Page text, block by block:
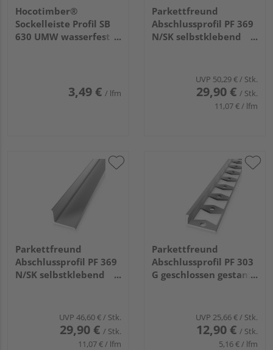
Hocotimber®
Sockelleiste Profil SB
630 UMW wasserfest
3,49 € / lfm
Parkettfreund
Abschlussprofil PF 369
N/SK selbstklebend
UVP 50,29 €/ Stk.
29,90 € / Stk.
11,07 € / lfm
Parkettfreund
Abschlussprofil PF 369
N/SK selbstklebend
UVP 46,60 €/ Stk.
29,90 € / Stk.
11,07 € / lfm
Parkettfreund
Abschlussprofil PF 303
G geschlossen gestanzt
UVP 25,66 €/ Stk.
12,90 € / Stk.
5,16 € / lfm